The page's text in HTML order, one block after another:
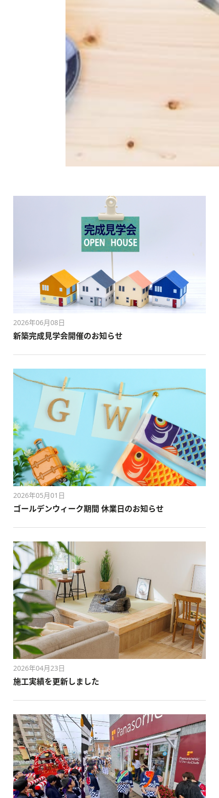
2026年06月08日
新築完成見学会開催のお知らせ
2026年05月01日
ゴールデンウィーク期間 休業日のお知らせ
2026年04月23日
施工実績を更新しました